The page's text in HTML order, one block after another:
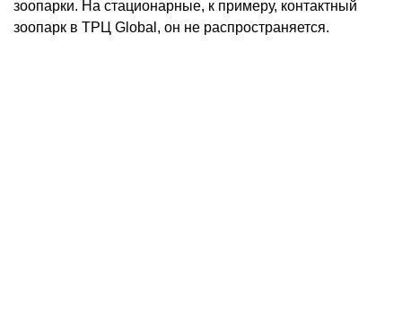
зоопарки. На стационарные, к примеру, контактный
зоопарк в ТРЦ Global, он не распространяется.